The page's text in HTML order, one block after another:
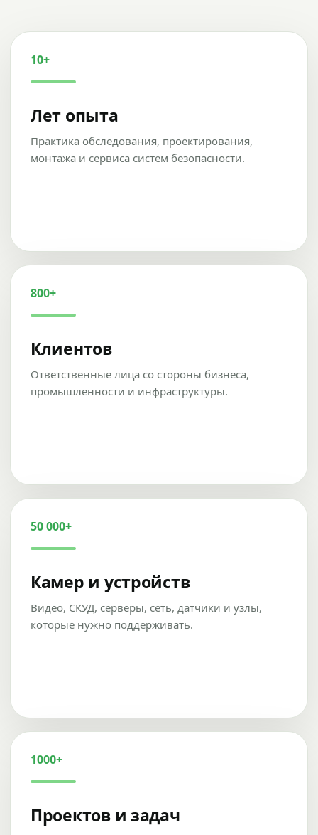
10+
Лет опыта
Практика обследования, проектирования,
монтажа и сервиса систем безопасности.
800+
Клиентов
Ответственные лица со стороны бизнеса,
промышленности и инфраструктуры.
50 000+
Камер и устройств
Видео, СКУД, серверы, сеть, датчики и узлы,
которые нужно поддерживать.
1000+
Проектов и задач